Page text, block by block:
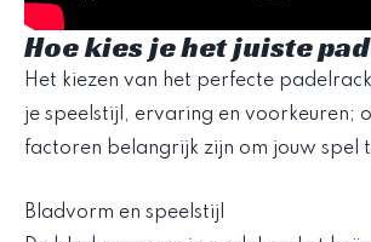
Hoe kies je het juiste
Het kiezen van het perfecte
je speelstijl, ervaring en voorkeuren;
factoren belangrijk zijn om jouw spel
Bladvorm en speelstijl